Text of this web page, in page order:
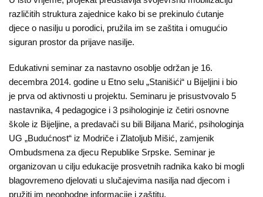
pomoć
Antitrafiking
Kampanje
Dokumenti
Javni
pozivi
English
različitih struktura zajednice kako bi se prekinulo ćutanje
djece o nasilju u porodici, pružila im se zaštita i omugućio
siguran prostor da prijave nasilje.
Edukativni seminar za nastavno osoblje održan je 16.
decembra 2014. godine u Etno selu „Stanišići“ u Bijeljini i bio
je prva od aktivnosti u projektu. Seminaru je prisustvovalo 5
nastavnika, 4 pedagogice i 3 psihologinje iz četiri osnovne
škole iz Bijeljine, a predavači su bili Biljana Marić, psihologinja
UG „Budućnost“ iz Modriče i Zlatoljub Mišić, zamjenik
Ombudsmena za djecu Republike Srpske. Seminar je
organizovan u cilju edukacije prosvetnih radnika kako bi mogli
blagovremeno djelovati u slučajevima nasilja nad djecom i
pružiti im neophodne informacije i zaštitu.